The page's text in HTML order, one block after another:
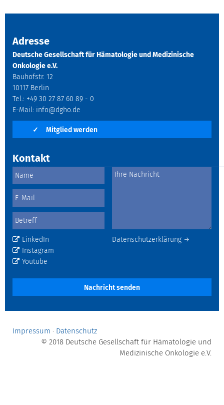
Adresse
Deutsche Gesellschaft für Hämatologie und Medizinische
Onkologie e.V.
Bauhofstr. 12
10117 Berlin
Tel.: +49 30 27 87 60 89 - 0
E-Mail: info@dgho.de
✓ Mitglied werden
Kontakt
Datenschutzerklärung →
LinkedIn
Instagram
Youtube
Nachricht senden
Impressum · Datenschutz
© 2018 Deutsche Gesellschaft für Hämatologie und
Medizinische Onkologie e.V.